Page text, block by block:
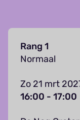
Rang 1
Normaal
Zo 21 mrt
16:00 - 17:00